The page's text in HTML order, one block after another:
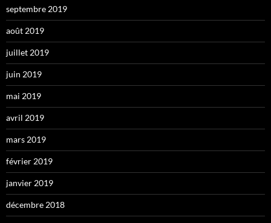
septembre 2019
août 2019
juillet 2019
juin 2019
mai 2019
avril 2019
mars 2019
février 2019
janvier 2019
décembre 2018